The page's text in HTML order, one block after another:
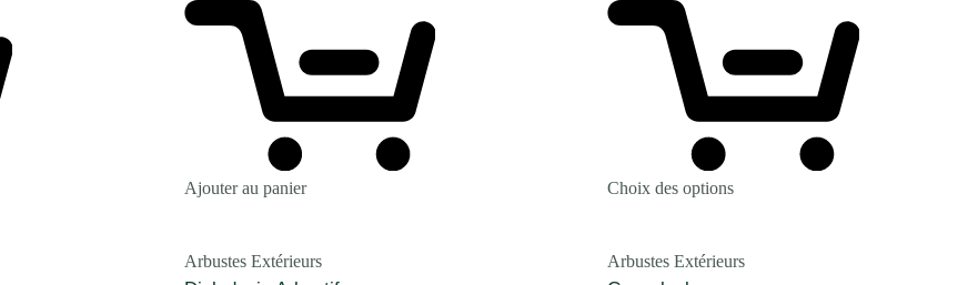
Ajouter au panier Choix des options
Arbustes Extérieurs Arbustes Extérieurs